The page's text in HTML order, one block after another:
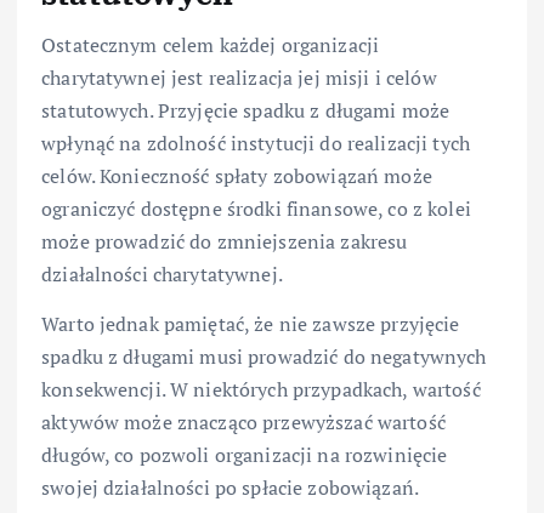
Ostatecznym celem każdej organizacji
charytatywnej jest realizacja jej misji i celów
statutowych. Przyjęcie spadku z długami może
wpłynąć na zdolność instytucji do realizacji tych
celów. Konieczność spłaty zobowiązań może
ograniczyć dostępne środki finansowe, co z kolei
może prowadzić do zmniejszenia zakresu
działalności charytatywnej.
Warto jednak pamiętać, że nie zawsze przyjęcie
spadku z długami musi prowadzić do negatywnych
konsekwencji. W niektórych przypadkach, wartość
aktywów może znacząco przewyższać wartość
długów, co pozwoli organizacji na rozwinięcie
swojej działalności po spłacie zobowiązań.